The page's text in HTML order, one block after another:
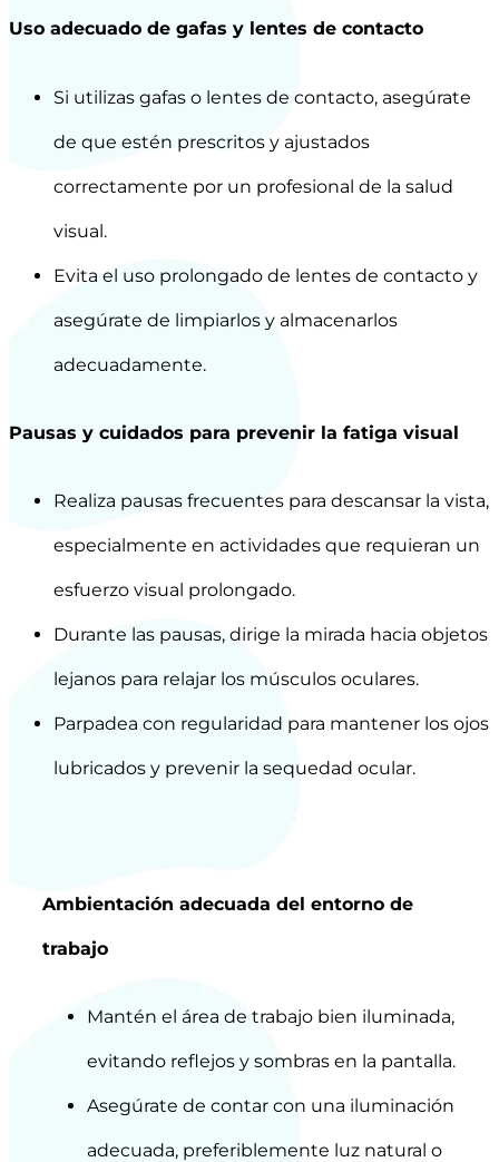
Uso adecuado de gafas y lentes de contacto
Si utilizas gafas o lentes de contacto, asegúrate
de que estén prescritos y ajustados
correctamente por un profesional de la salud
visual.
Evita el uso prolongado de lentes de contacto y
asegúrate de limpiarlos y almacenarlos
adecuadamente.
Pausas y cuidados para prevenir la fatiga visual
Realiza pausas frecuentes para descansar la vista,
especialmente en actividades que requieran un
esfuerzo visual prolongado.
Durante las pausas, dirige la mirada hacia objetos
lejanos para relajar los músculos oculares.
Parpadea con regularidad para mantener los ojos
lubricados y prevenir la sequedad ocular.
Ambientación adecuada del entorno de
trabajo
Mantén el área de trabajo bien iluminada,
evitando reflejos y sombras en la pantalla.
Asegúrate de contar con una iluminación
adecuada, preferiblemente luz natural o